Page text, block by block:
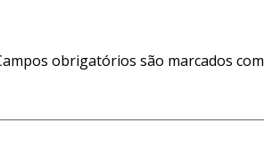
obrigatórios são marcados com